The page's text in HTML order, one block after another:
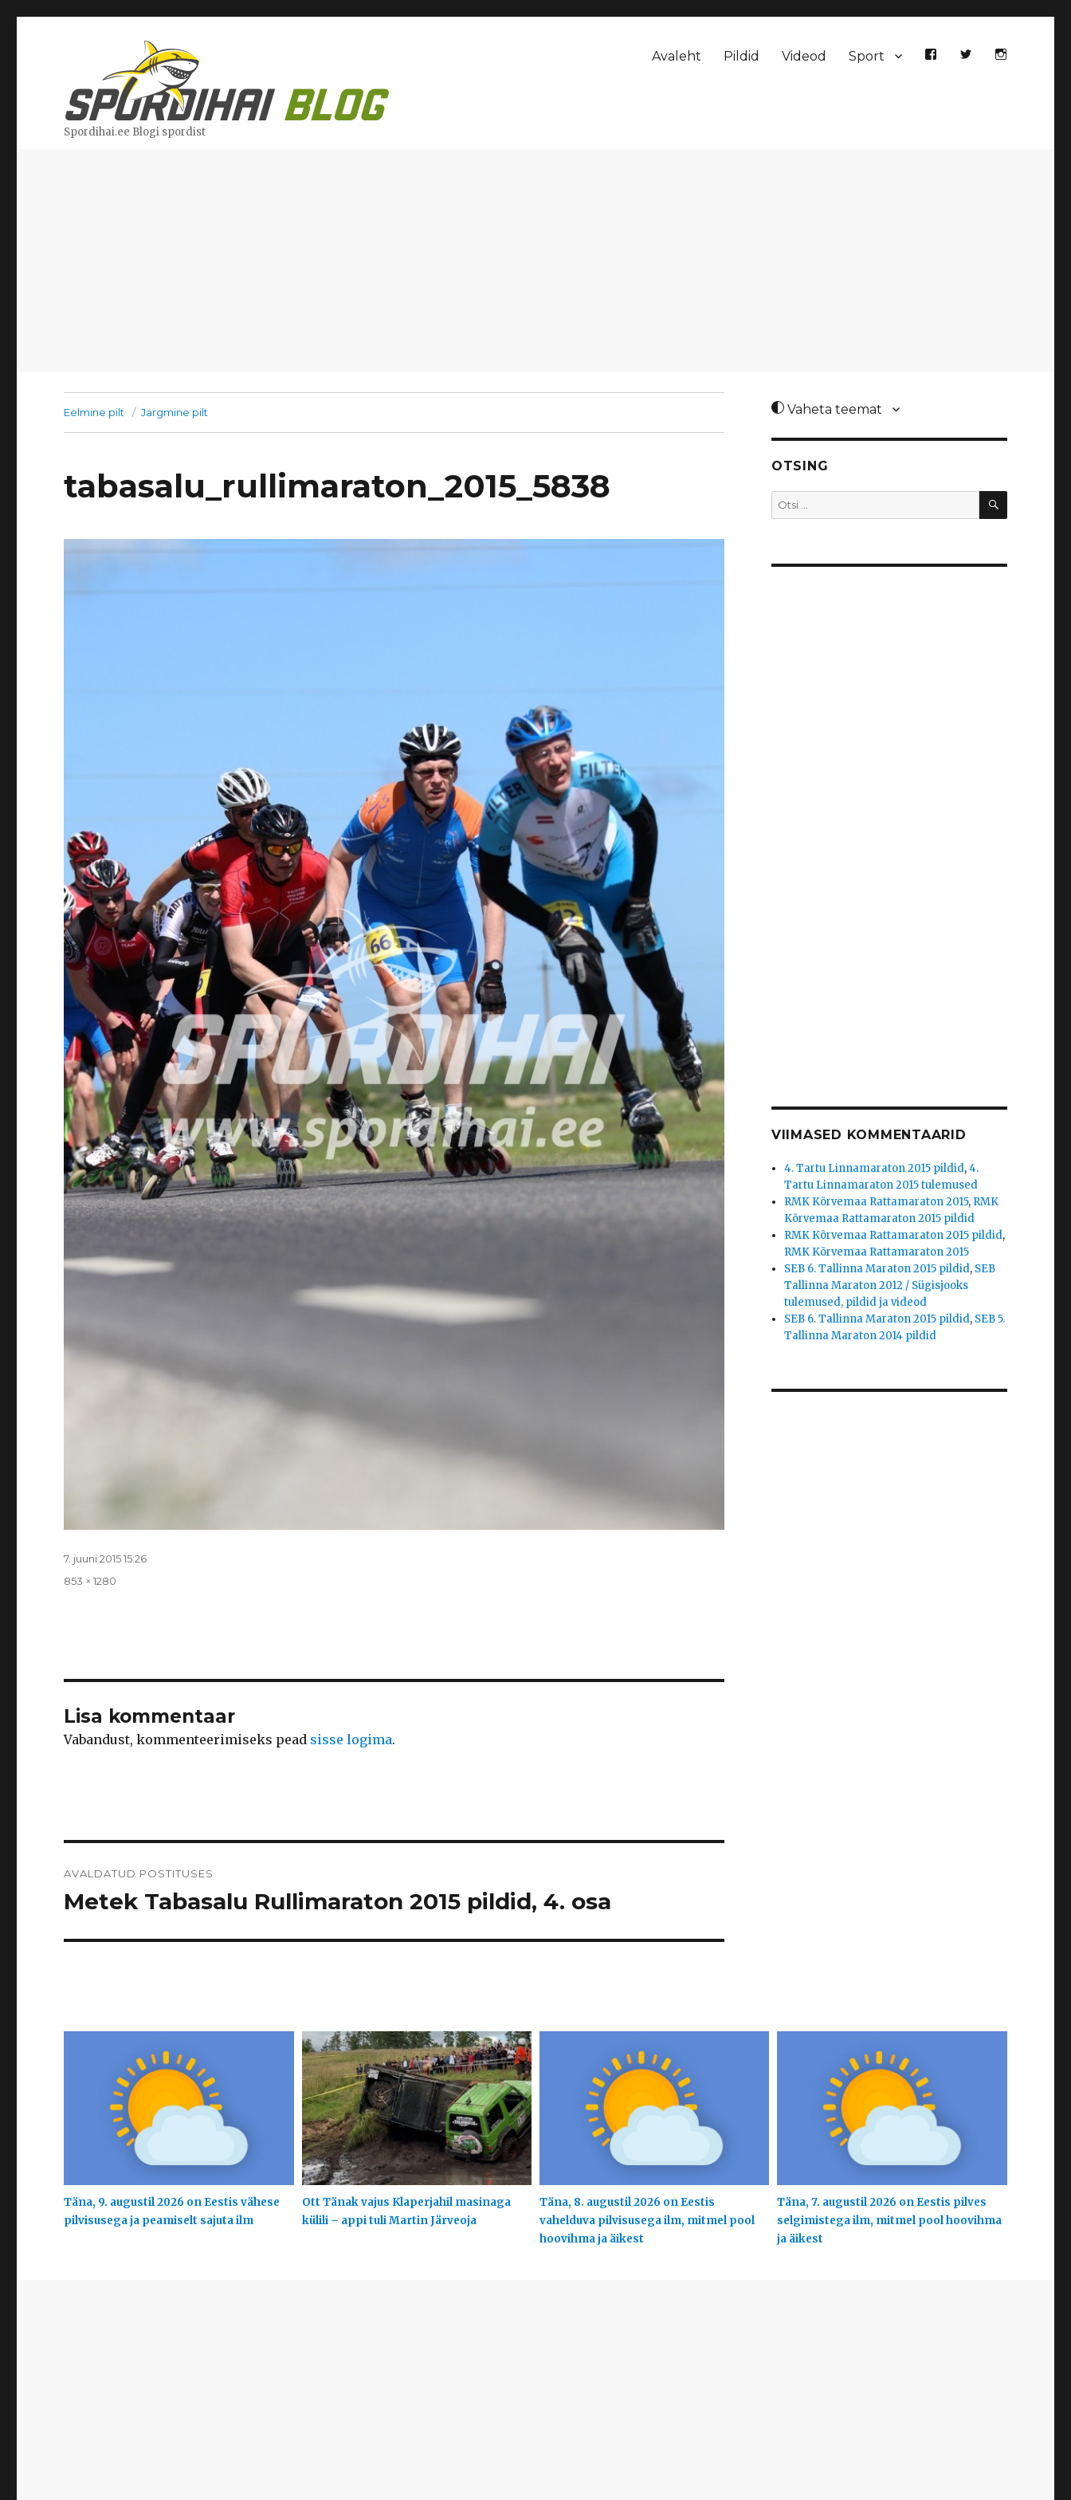
Spordihai.ee Blogi spordist
Avaleht Pildid Videod Sport
Eelmine pilt Järgmine pilt
tabasalu_rullimaraton_2015_5838
Postitatud
7. juuni 2015 15:26
Täissuurus
853 × 1280
Lisa kommentaar
Vabandust, kommenteerimiseks pead sisse logima.
AVALDATUD POSTITUSES
Metek Tabasalu Rullimaraton 2015 pildid, 4. osa
Vaheta teemat
OTSING
Otsi: OTSI
VIIMASED KOMMENTAARID
4. Tartu Linnamaraton 2015 pildid,4.
Tartu Linnamaraton 2015 tulemused
RMK Kõrvemaa Rattamaraton 2015, RMK
Kõrvemaa Rattamaraton 2015 pildid
RMK Kõrvemaa Rattamaraton 2015 pildid,
RMK Kõrvemaa Rattamaraton 2015
SEB 6. Tallinna Maraton 2015 pildid, SEB
Tallinna Maraton 2012 / Sügisjooks
tulemused, pildid ja videod
SEB 6. Tallinna Maraton 2015 pildid, SEB 5.
Tallinna Maraton 2014 pildid
Täna, 9. augustil 2026 on Eestis vähese
pilvisusega ja peamiselt sajuta ilm
Ott Tänak vajus Klaperjahil masinaga
külili – appi tuli Martin Järveoja
Täna, 8. augustil 2026 on Eestis
vahelduva pilvisusega ilm, mitmel pool
hoovihma ja äikest
Täna, 7. augustil 2026 on Eestis pilves
selgimistega ilm, mitmel pool hoovihma
ja äikest